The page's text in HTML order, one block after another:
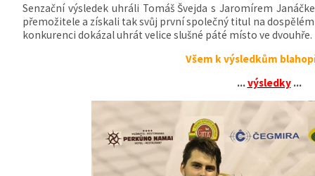
Senzační výsledek uhráli Tomáš Švejda s Jaromírem
přemožitele a získali tak svůj první společný titul na
konkurenci dokázal uhrát velice slušné páté místo ve dvouhře.
Všem k výsledkům
...výsledky...